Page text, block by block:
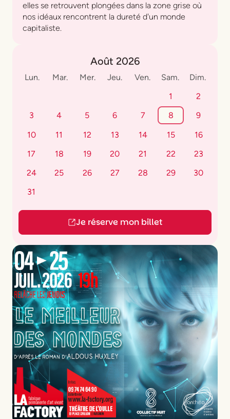
elles se retrouvent plongées dans la zone grise où
nos idéaux rencontrent la dureté d'un monde
capitaliste.
Août 2026
Lun. Mar. Mer. Jeu. Ven. Sam.
Dim.
1
2
3
4 5 6 7 8
9
10
11 12 13 14 15
16
17
18 19 20 21 22
23
24
25 26 27 28 29
30
31
Je réserve mon billet